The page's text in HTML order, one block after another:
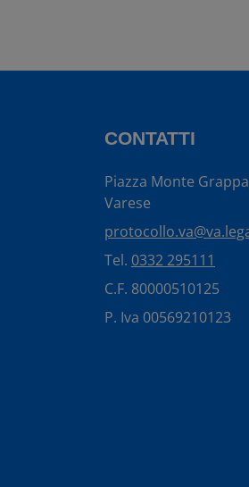
CONTATTI
Piazza Monte
Varese
Tel. 0332 295111
C.F. 80000510125
P. Iva 00569210123